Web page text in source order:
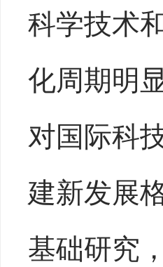
科学技术
化周期明
对国际科
建新发展
基础研究